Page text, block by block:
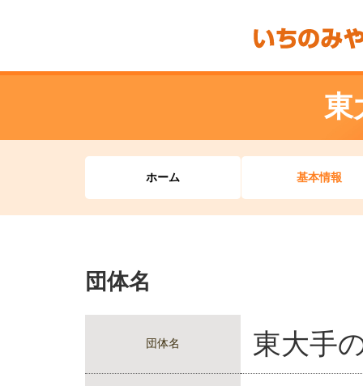
東
ホーム 基本情報
団体名
団体名 東大手